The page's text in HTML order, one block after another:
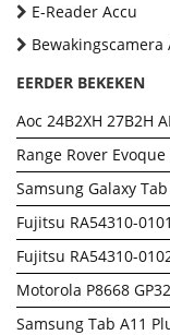
E-Reader Accu
Bewakingscamera
EERDER BEKEKEN
Aoc 24B2XH 27B2H
Range Rover
Samsung Galaxy
Fujitsu RA54310-0101
Fujitsu RA54310-
Motorola P8668
Samsung Tab A11